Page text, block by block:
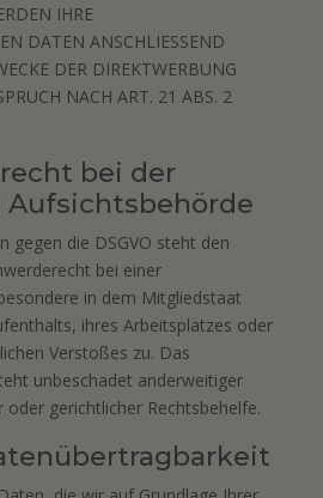
IHRE
DATEN ANSCHLIESSEND
DER DIREKTWERBUNG
NACH ART. 21 ABS. 2
bei der
gegen die DSGVO steht den
bei einer
in dem Mitgliedstaat
ihres Arbeitsplatzes oder
Verstoßes zu. Das
unbeschadet anderweitiger
gerichtlicher Rechtsbehelfe.